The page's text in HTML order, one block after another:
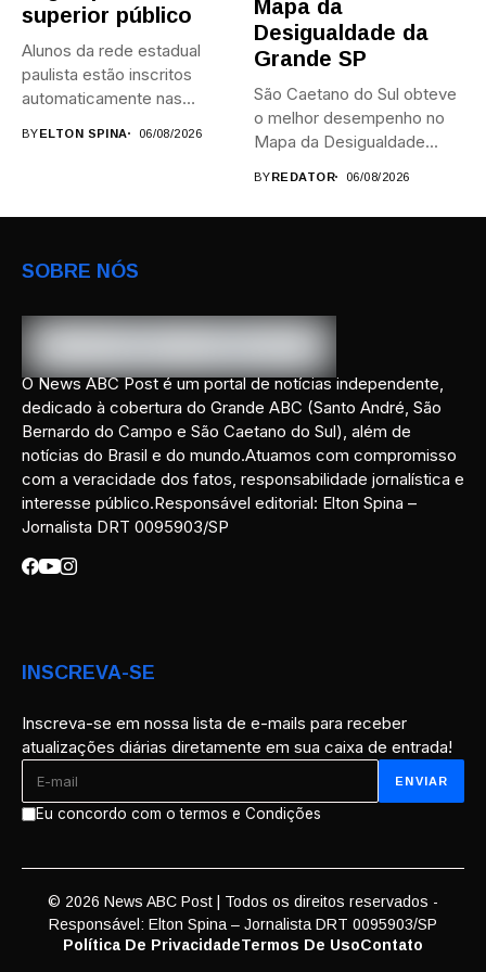
superior público
Alunos da rede estadual
paulista estão inscritos
automaticamente nas
BYELTON SPINA 06/08/2026
Mapa da
Desigualdade da
Grande SP
São Caetano do Sul obteve
o melhor desempenho no
Mapa da Desigualdade...
BYREDATOR 06/08/2026
SOBRE NÓS
O News ABC Post é um portal de notícias independente,
dedicado à cobertura do Grande ABC (Santo André, São
Bernardo do Campo e São Caetano do Sul), além de
notícias do Brasil e do mundo.Atuamos com compromisso
com a veracidade dos fatos, responsabilidade jornalística e
interesse público.Responsável editorial: Elton Spina –
Jornalista DRT 0095903/SP
INSCREVA-SE
Inscreva-se em nossa lista de e-mails para receber
atualizações diárias diretamente em sua caixa de entrada!
Eu concordo com o termos e Condições
© 2026 News ABC Post | Todos os direitos reservados -
Responsável: Elton Spina – Jornalista DRT 0095903/SP
Política De PrivacidadeTermos De UsoContato